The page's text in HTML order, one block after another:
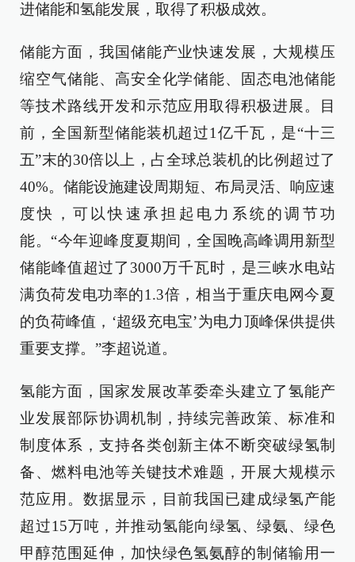
进储能和氢能发展，取得了积极成效。
储能方面，我国储能产业快速发展，大规模压
缩空气储能、高安全化学储能、固态电池储能
等技术路线开发和示范应用取得积极进展。目
前，全国新型储能装机超过1亿千瓦，是“十三
五”末的30倍以上，占全球总装机的比例超过了
40%。储能设施建设周期短、布局灵活、响应速
度快，可以快速承担起电力系统的调节功
能。“今年迎峰度夏期间，全国晚高峰调用新型
储能峰值超过了3000万千瓦时，是三峡水电站
满负荷发电功率的1.3倍，相当于重庆电网今夏
的负荷峰值，‘超级充电宝’为电力顶峰保供提供
重要支撑。”李超说道。
氢能方面，国家发展改革委牵头建立了氢能产
业发展部际协调机制，持续完善政策、标准和
制度体系，支持各类创新主体不断突破绿氢制
备、燃料电池等关键技术难题，开展大规模示
范应用。数据显示，目前我国已建成绿氢产能
超过15万吨，并推动氢能向绿氢、绿氨、绿色
甲醇范围延伸，加快绿色氢氨醇的制储输用一